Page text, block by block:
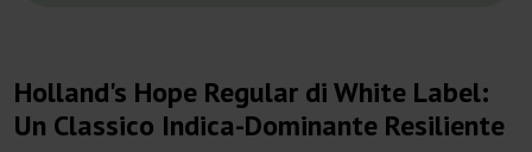
Holland's Hope Regular di White Label:
Un Classico Indica-Dominante Resiliente